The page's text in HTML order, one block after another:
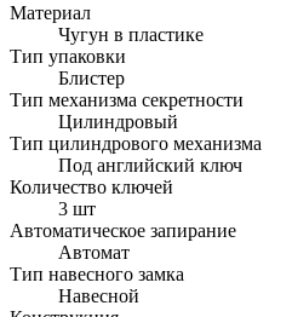
Материал
Чугун в пластике
Тип упаковки
Блистер
Тип механизма секретности
Цилиндровый
Тип цилиндрового механизма
Под английский ключ
Количество ключей
3 шт
Автоматическое запирание
Автомат
Тип навесного замка
Навесной